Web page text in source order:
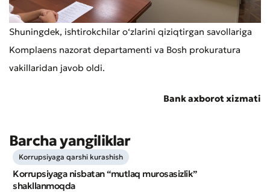
Shuningdek, ishtirokchilar o‘zlarini qiziqtirgan savollariga
Komplaens nazorat departamenti va Bosh prokuratura
vakillaridan javob oldi.
Bank axborot xizmati
Barcha yangiliklar
Korrupsiyaga qarshi kurashish
Korrupsiyaga nisbatan “mutlaq murosasizlik”
shakllanmoqda